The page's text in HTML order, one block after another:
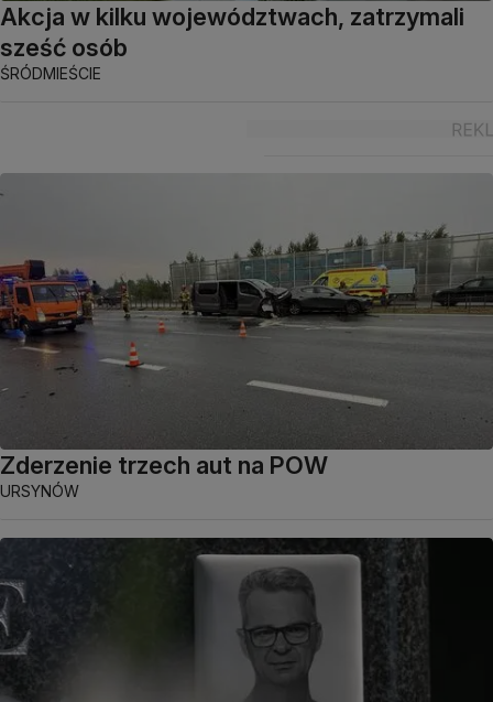
Akcja w kilku województwach, zatrzymali
sześć osób
ŚRÓDMIEŚCIE
Zderzenie trzech aut na POW
URSYNÓW